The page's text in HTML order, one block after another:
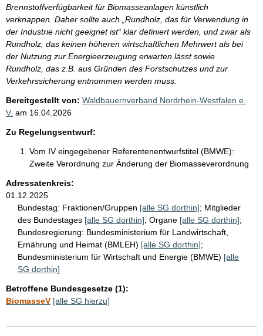
Brennstoffverfügbarkeit für Biomasseanlagen künstlich
verknappen. Daher sollte auch „Rundholz, das für Verwendung in
der Industrie nicht geeignet ist“ klar definiert werden, und zwar als
Rundholz, das keinen höheren wirtschaftlichen Mehrwert als bei
der Nutzung zur Energieerzeugung erwarten lässt sowie
Rundholz, das z.B. aus Gründen des Forstschutzes und zur
Verkehrssicherung entnommen werden muss.
Bereitgestellt von: Waldbauernverband Nordrhein-Westfalen e.
V. am 16.04.2026
Zu Regelungsentwurf:
Vom IV eingegebener Referentenentwurfstitel (BMWE):
Zweite Verordnung zur Änderung der Biomasseverordnung
Adressatenkreis:
01.12.2025
Bundestag: Fraktionen/Gruppen [alle SG dorthin]; Mitglieder
des Bundestages [alle SG dorthin]; Organe [alle SG dorthin];
Bundesregierung: Bundesministerium für Landwirtschaft,
Ernährung und Heimat (BMLEH) [alle SG dorthin];
Bundesministerium für Wirtschaft und Energie (BMWE) [alle
SG dorthin]
Betroffene Bundesgesetze (1):
BiomasseV [alle SG hierzu]